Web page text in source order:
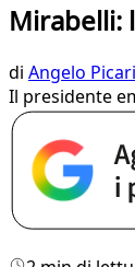
Mirabelli:
di Angelo
Il presidente